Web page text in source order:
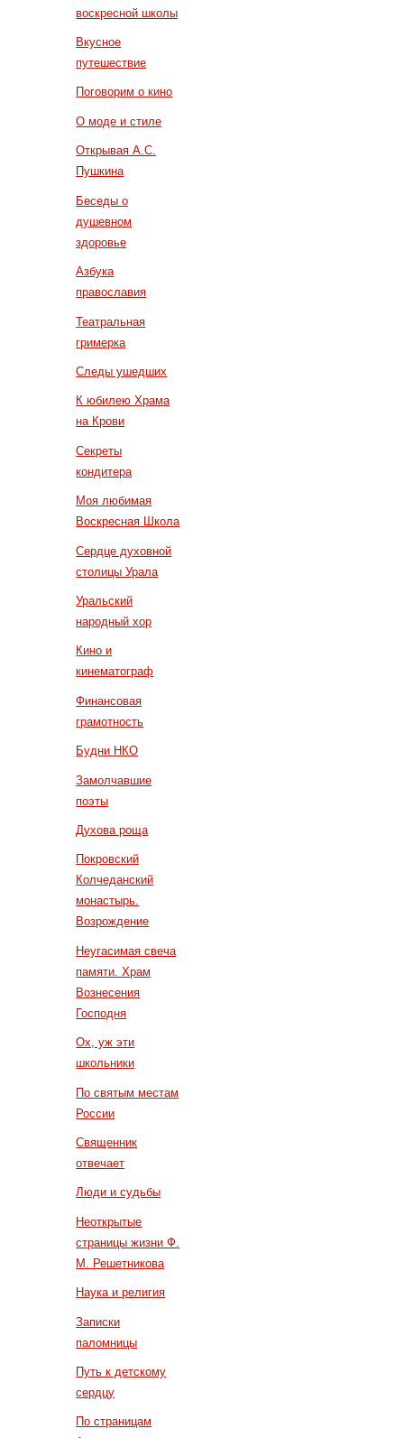
воскресной школы
Вкусное
путешествие
Поговорим о кино
О моде и стиле
Открывая А.С.
Пушкина
Беседы о
душевном
здоровье
Азбука
православия
Театральная
гримерка
Следы ушедших
К юбилею Храма
на Крови
Секреты
кондитера
Моя любимая
Воскресная Школа
Сердце духовной
столицы Урала
Уральский
народный хор
Кино и
кинематограф
Финансовая
грамотность
Будни НКО
Замолчавшие
поэты
Духова роща
Покровский
Колчеданский
монастырь.
Возрождение
Неугасимая свеча
памяти. Храм
Вознесения
Господня
Ох, уж эти
школьники
По святым местам
России
Священник
отвечает
Люди и судьбы
Неоткрытые
страницы жизни Ф.
М. Решетникова
Наука и религия
Записки
паломницы
Путь к детскому
сердцу
По страницам